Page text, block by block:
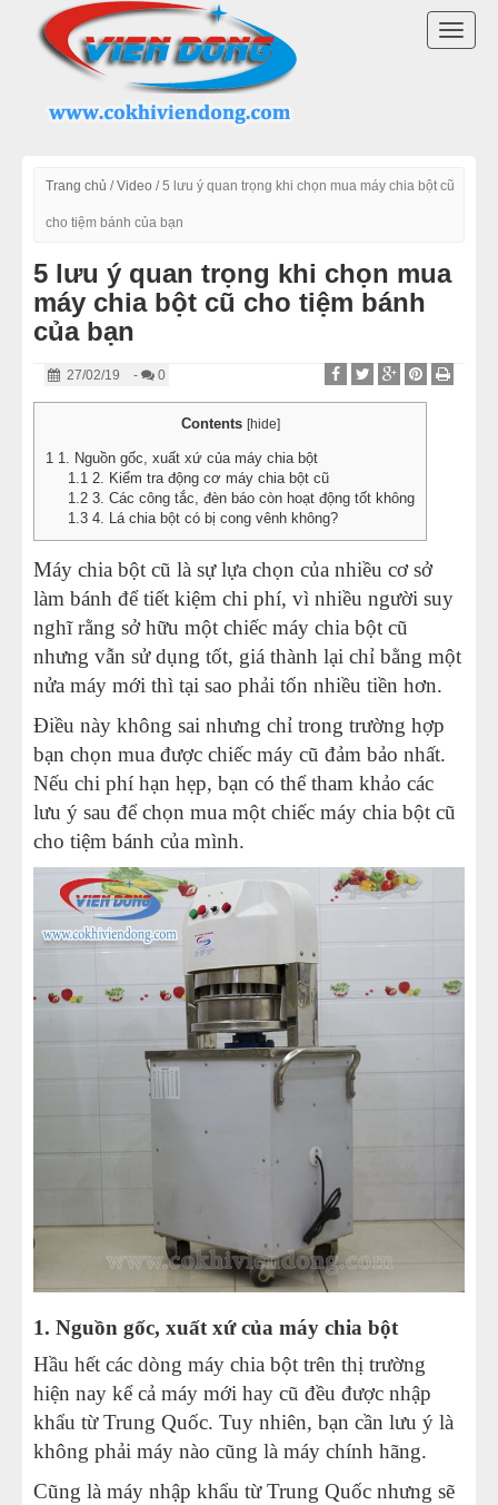
Trang chủ /Video /5 lưu ý quan trọng khi chọn mua máy chia bột cũ
cho tiệm bánh của bạn
5 lưu ý quan trọng khi chọn mua
máy chia bột cũ cho tiệm bánh
của bạn
27/02/19 - 0
Contents [hide]
1 1. Nguồn gốc, xuất xứ của máy chia bột
1.12. Kiểm tra động cơ máy chia bột cũ
1.23. Các công tắc, đèn báo còn hoạt động tốt không
1.34. Lá chia bột có bị cong vênh không?
Máy chia bột cũ là sự lựa chọn của nhiều cơ sở
làm bánh để tiết kiệm chi phí, vì nhiều người suy
nghĩ rằng sở hữu một chiếc máy chia bột cũ
nhưng vẫn sử dụng tốt, giá thành lại chỉ bằng một
nửa máy mới thì tại sao phải tốn nhiều tiền hơn.
Điều này không sai nhưng chỉ trong trường hợp
bạn chọn mua được chiếc máy cũ đảm bảo nhất.
Nếu chi phí hạn hẹp, bạn có thể tham khảo các
lưu ý sau để chọn mua một chiếc máy chia bột cũ
cho tiệm bánh của mình.
1. Nguồn gốc, xuất xứ của máy chia bột
Hầu hết các dòng máy chia bột trên thị trường
hiện nay kể cả máy mới hay cũ đều được nhập
khẩu từ Trung Quốc. Tuy nhiên, bạn cần lưu ý là
không phải máy nào cũng là máy chính hãng.
Cũng là máy nhập khẩu từ Trung Quốc nhưng sẽ
DANH MỤC SẢN PHẨM
LÒ BÁNH MÌ ĐIỆN
LÒ NƯỚNG BÁNH MÌ CÔNG NGHIỆP
LÒ NƯỚNG BÁNH MÌ ĐỐI LƯU
LÒ NƯỚNG BÁNH NGỌT
MÁY TRỘN BỘT ĐÁNH TRỨNG
MÁY CHIA BỘT BÁNH MÌ
MÁY CÁN BỘT MÌ
MÁY SE BỘT LÀM BÁNH
TỦ Ủ BỘT LÀM BÁNH
TỦ TRƯNG BÀY BÁNH KEM
LINH KIỆN PHỤ KIỆN
MÁY LÀM HÁ CẢO
MÁY LÀM XÍU MẠI
THIẾT BỊ KHÁC